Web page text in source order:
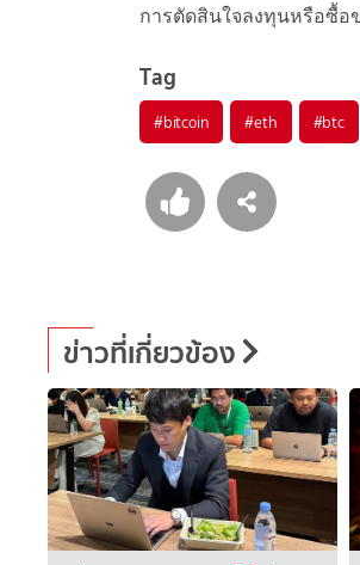
การตัดสินใจลงทุนหรือซื้อ
Tag
#bitcoin #eth #btc
ข่าวที่เกี่ยวข้อง